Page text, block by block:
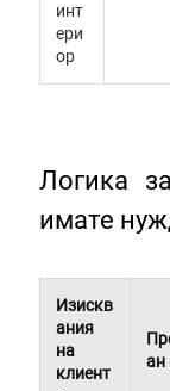
инт
ери
ор
Логика
имате
Изискв
ания
на
клиент
ан